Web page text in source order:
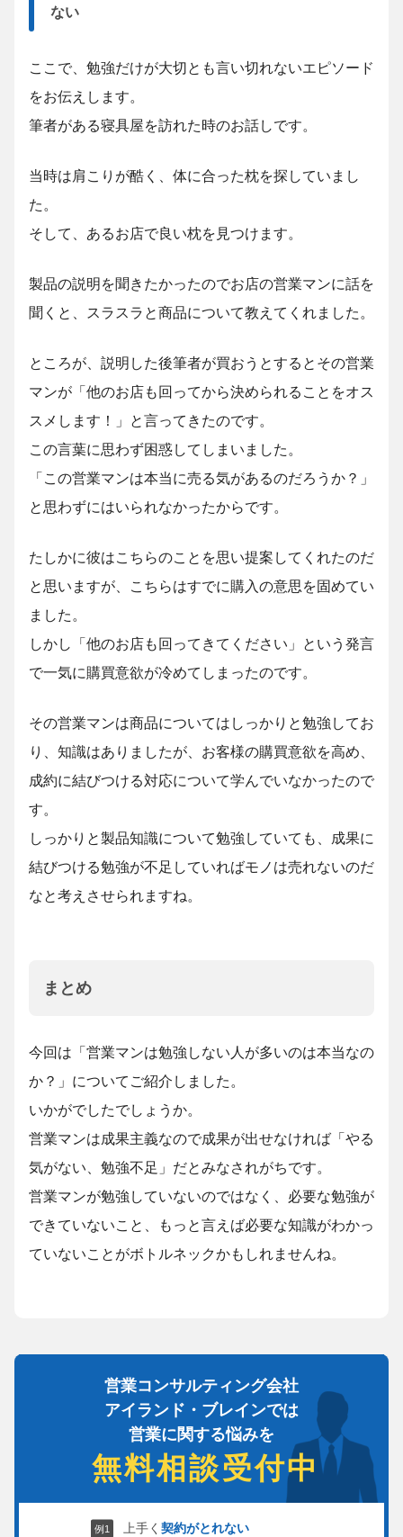
ない
ここで、勉強だけが大切とも言い切れないエピソード
をお伝えします。
筆者がある寝具屋を訪れた時のお話しです。
当時は肩こりが酷く、体に合った枕を探していまし
た。
そして、あるお店で良い枕を見つけます。
製品の説明を聞きたかったのでお店の営業マンに話を
聞くと、スラスラと商品について教えてくれました。
ところが、説明した後筆者が買おうとするとその営業
マンが「他のお店も回ってから決められることをオス
スメします！」と言ってきたのです。
この言葉に思わず困惑してしまいました。
「この営業マンは本当に売る気があるのだろうか？」
と思わずにはいられなかったからです。
たしかに彼はこちらのことを思い提案してくれたのだ
と思いますが、こちらはすでに購入の意思を固めてい
ました。
しかし「他のお店も回ってきてください」という発言
で一気に購買意欲が冷めてしまったのです。
その営業マンは商品についてはしっかりと勉強してお
り、知識はありましたが、お客様の購買意欲を高め、
成約に結びつける対応について学んでいなかったので
す。
しっかりと製品知識について勉強していても、成果に
結びつける勉強が不足していればモノは売れないのだ
なと考えさせられますね。
まとめ
今回は「営業マンは勉強しない人が多いのは本当なの
か？」についてご紹介しました。
いかがでしたでしょうか。
営業マンは成果主義なので成果が出せなければ「やる
気がない、勉強不足」だとみなされがちです。
営業マンが勉強していないのではなく、必要な勉強が
できていないこと、もっと言えば必要な知識がわかっ
ていないことがボトルネックかもしれませんね。
営業コンサルティング会社
アイランド・ブレインでは
営業に関する悩みを
無料相談受付中
上手く契約がとれない